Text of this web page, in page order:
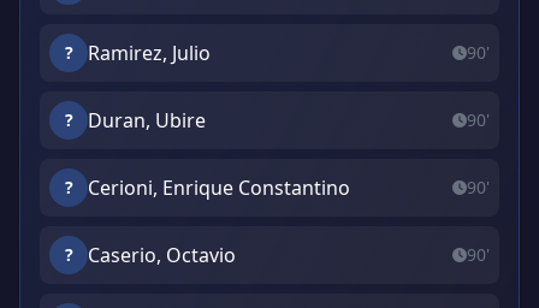
? Ramirez, Julio 90'
? Duran, Ubire 90'
? Cerioni, Enrique Constantino 90'
? Caserio, Octavio 90'